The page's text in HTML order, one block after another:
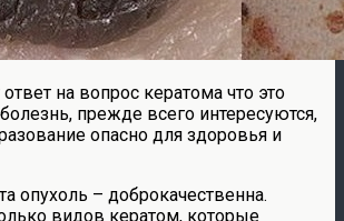
на вопрос кератома что это
болезнь, прежде всего интересуются,
опасно для здоровья и
опухоль – доброкачественна.
видов кератом, которые